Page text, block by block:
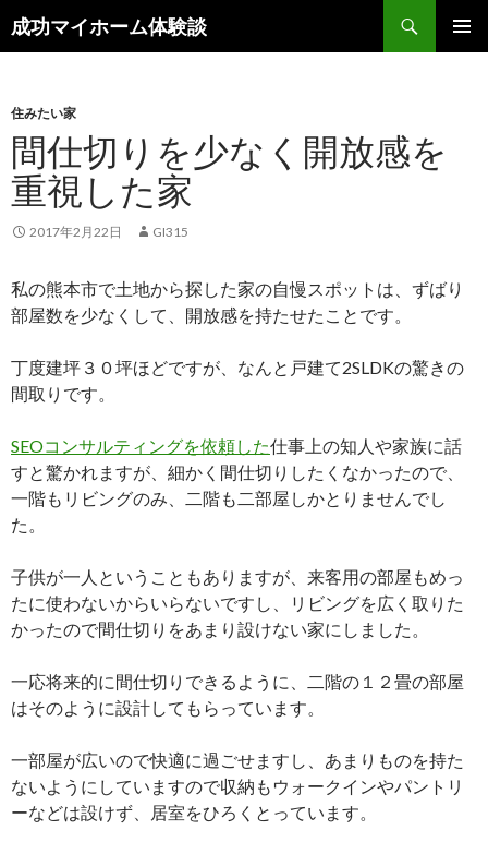
成功マイホーム体験談
検
索
ン
ツ
へ
ス
キ
ッ
住みたい家
間仕切りを少なく開放感を
重視した家
2017年2月22日 GI315
私の熊本市で土地から探した家の自慢スポットは、ずばり
部屋数を少なくして、開放感を持たせたことです。
丁度建坪３０坪ほどですが、なんと戸建て2SLDKの驚きの
間取りです。
SEOコンサルティングを依頼した仕事上の知人や家族に話
すと驚かれますが、細かく間仕切りしたくなかったので、
一階もリビングのみ、二階も二部屋しかとりませんでし
た。
子供が一人ということもありますが、来客用の部屋もめっ
たに使わないからいらないですし、リビングを広く取りた
かったので間仕切りをあまり設けない家にしました。
一応将来的に間仕切りできるように、二階の１２畳の部屋
はそのように設計してもらっています。
一部屋が広いので快適に過ごせますし、あまりものを持た
ないようにしていますので収納もウォークインやパントリ
ーなどは設けず、居室をひろくとっています。